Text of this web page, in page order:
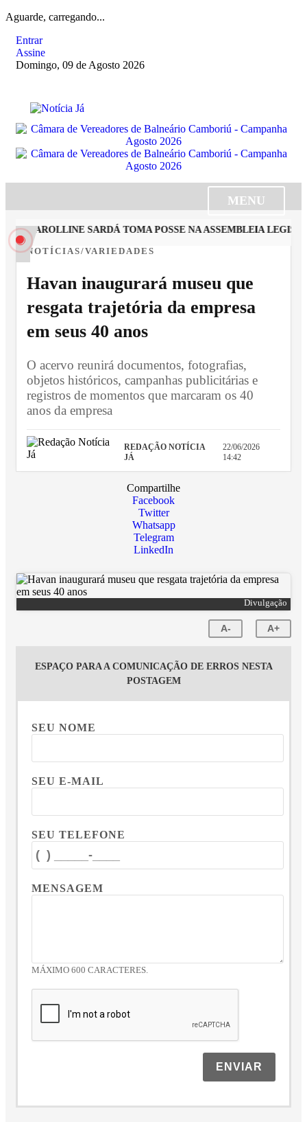
Aguarde, carregando...
Entrar
Assine
Domingo, 09 de Agosto 2026
MENU
CAROLLINE SARDÁ TOMA POSSE NA ASSEMBLEIA
NOTÍCIAS/VARIEDADES
Havan inaugurará museu que
resgata trajetória da empresa
em seus 40 anos
O acervo reunirá documentos, fotografias,
objetos históricos, campanhas publicitárias e
registros de momentos que marcaram os 40
anos da empresa
REDAÇÃO NOTÍCIA
JÁ
22/06/2026
14:42
Compartilhe
Facebook
Twitter
Whatsapp
Telegram
LinkedIn
Divulgação
A- A+
ESPAÇO PARA A COMUNICAÇÃO DE ERROS NESTA
POSTAGEM
SEU NOME
SEU E-MAIL
SEU TELEFONE
MENSAGEM
MÁXIMO 600 CARACTERES.
ENVIAR